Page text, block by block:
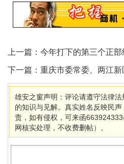
上一篇： 今年打下的第三个正部
孙小果案
下一篇： 重庆市委常委、两江
雄安之窗声明：评论请遵守法律
的知识与见解。真实姓名反映民
责，如有侵权，可来函
网核实处理，不收费删帖）。